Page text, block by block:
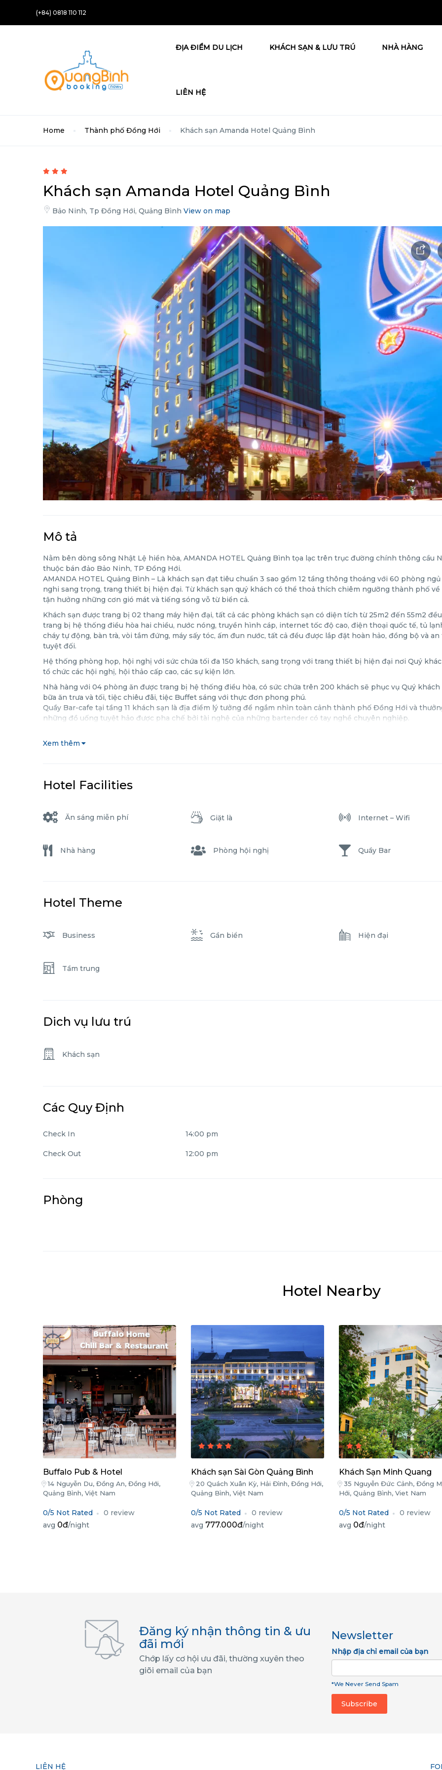
(+84) 0818 110 112
ĐỊA ĐIỂM DU LỊCH KHÁCH SẠN & LƯU TRÚ NHÀ HÀNG
LIÊN HỆ
Home Thành phố Đồng Hới Khách sạn Amanda Hotel Quảng Bình
Khách sạn Amanda Hotel Quảng Bình
Bảo Ninh, Tp Đồng Hới, Quảng Bình View on map
Mô tả
Nằm bên dòng sông Nhật Lệ hiền hòa, AMANDA HOTEL Quảng Bình tọa lạc trên trục đường chính thông cầu
thuộc bán đảo Bảo Ninh, TP Đồng Hới.
AMANDA HOTEL Quảng Bình – Là khách sạn đạt tiêu chuẩn 3 sao gồm 12 tầng thông thoáng với 60 phòng
nghi sang trọng, trang thiết bị hiện đại. Từ khách sạn quý khách có thể thoả thích chiêm ngưỡng thành phố về
tận hưởng những cơn gió mát và tiếng sóng vỗ từ biển cả.
Khách sạn được trang bị 02 thang máy hiện đại, tất cả các phòng khách sạn có diện tích từ 25m2 đến 55m2
trang bị hệ thống điều hòa hai chiều, nước nóng, truyền hình cáp, internet tốc độ cao, điện thoại quốc tế, tủ
cháy tự động, bàn trà, vòi tắm đứng, máy sấy tóc, ấm đun nước, tất cả đều được lắp đặt hoàn hảo, đồng bộ và an
tuyệt đối.
Hệ thống phòng họp, hội nghị với sức chứa tối đa 150 khách, sang trọng với trang thiết bị hiện đại nơi Quý
tổ chức các hội nghị, hội thảo cấp cao, các sự kiện lớn.
Nhà hàng với 04 phòng ăn được trang bị hệ thống điều hòa, có sức chứa trên 200 khách sẽ phục vụ Quý
bữa ăn trưa và tối, tiệc chiêu đãi, tiệc Buffet sáng với thực đơn phong phú.
Quầy Bar-cafe tại tầng 11 khách sạn là địa điểm lý tưởng để ngắm nhìn toàn cảnh thành phố Đồng Hới và
những đồ uống tuyệt hảo được pha chế bởi tài nghệ của những bartender có tay nghề chuyên nghiệp.
Xem thêm
Hotel Facilities
Ăn sáng miễn phí Giặt là Internet – Wifi
Nhà hàng Phòng hội nghị Quầy Bar
Hotel Theme
Business Gần biển Hiện đại
Tầm trung
Dich vụ lưu trú
Khách sạn
Các Quy Định
Check In 14:00 pm
Check Out 12:00 pm
Phòng
Hotel Nearby
Buffalo Pub & Hotel
14 Nguyễn Du, Đồng An, Đồng Hới,
Quảng Bình, Việt Nam
0/5 Not Rated
0 review
avg 0đ/night
Khách sạn Sài Gòn Quảng Bình
20 Quách Xuân Kỳ, Hải Đình, Đồng Hới,
Quảng Bình, Việt Nam
0/5 Not Rated
0 review
avg 777.000đ/night
Khách Sạn Minh Quang
35 Nguyễn Đức Cảnh, Đồng
Hới, Quảng Bình, Viet Nam
0/5 Not Rated
0 review
avg 0đ/night
Đăng ký nhận thông tin & ưu
đãi mới
Chớp lấy cơ hội ưu đãi, thường xuyên theo
giõi email của bạn
Newsletter
Nhập địa chỉ email của bạn
*We Never Send Spam
LIÊN HỆ